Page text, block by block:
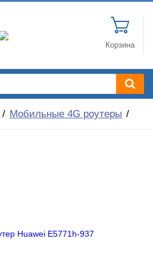
Корзина
Мобильные 4G роутеры